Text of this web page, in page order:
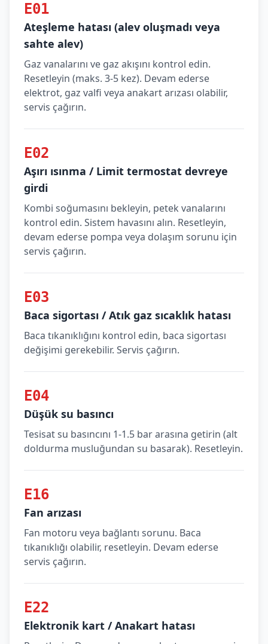
E01
Ateşleme hatası (alev oluşmadı veya
sahte alev)
Gaz vanalarını ve gaz akışını kontrol edin.
Resetleyin (maks. 3-5 kez). Devam ederse
elektrot, gaz valfi veya anakart arızası olabilir,
servis çağırın.
E02
Aşırı ısınma / Limit termostat devreye
girdi
Kombi soğumasını bekleyin, petek vanalarını
kontrol edin. Sistem havasını alın. Resetleyin,
devam ederse pompa veya dolaşım sorunu için
servis çağırın.
E03
Baca sigortası / Atık gaz sıcaklık hatası
Baca tıkanıklığını kontrol edin, baca sigortası
değişimi gerekebilir. Servis çağırın.
E04
Düşük su basıncı
Tesisat su basıncını 1-1.5 bar arasına getirin (alt
doldurma musluğundan su basarak). Resetleyin.
E16
Fan arızası
Fan motoru veya bağlantı sorunu. Baca
tıkanıklığı olabilir, resetleyin. Devam ederse
servis çağırın.
E22
Elektronik kart / Anakart hatası